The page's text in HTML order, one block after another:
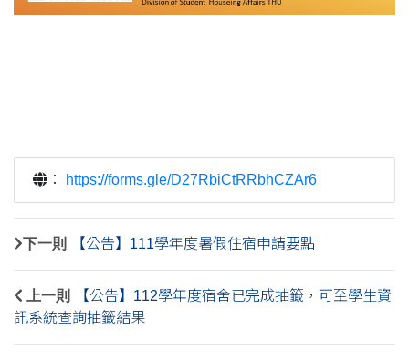
： https://forms.gle/D27RbiCtRRbhCZAr6
下一則 【公告】111學年度暑假住宿申請要點
上一則
【公告】112學年度宿舍已完成抽籤，可至學生資
訊系統查詢抽籤結果